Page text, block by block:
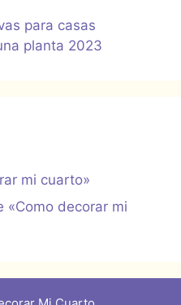
para casas
planta 2023
mi cuarto»
«Como decorar mi